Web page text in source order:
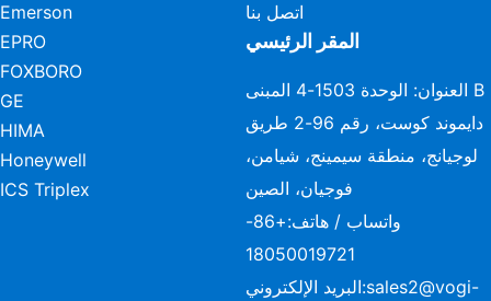
Emerson
EPRO
FOXBORO
GE
HIMA
Honeywell
ICS Triplex
اتصل بنا
المقر الرئيسي
العنوان: الوحدة 1503-4 المبنى B
دايموند كوست، رقم 96-2 طريق
لوجيانج، منطقة سيمينج، شيامن،
فوجيان، الصين
واتساب / هاتف:
+86-
18050019721
البريد الإلكتروني:sales2@vogi-